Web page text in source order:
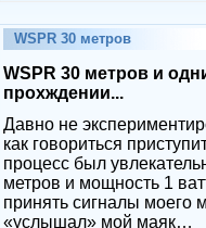
WSPR 30 метров
WSPR 30 метров и
прохждении...
Давно не
как говориться
процесс был
метров и мощность 1
принять сигналы моего
«услышал» мой маяк…